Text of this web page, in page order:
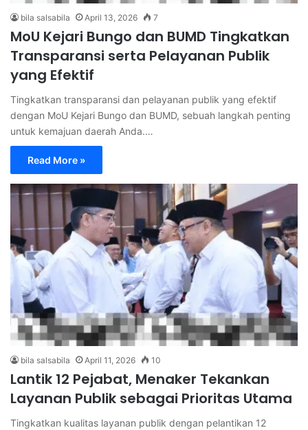
bila salsabila April 13, 2026 7
MoU Kejari Bungo dan BUMD Tingkatkan
Transparansi serta Pelayanan Publik
yang Efektif
Tingkatkan transparansi dan pelayanan publik yang efektif
dengan MoU Kejari Bungo dan BUMD, sebuah langkah penting
untuk kemajuan daerah Anda.…
Read More »
bila salsabila April 11, 2026 10
Lantik 12 Pejabat, Menaker Tekankan
Layanan Publik sebagai Prioritas Utama
Tingkatkan kualitas layanan publik dengan pelantikan 12